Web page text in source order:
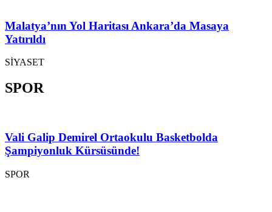
Malatya’nın Yol Haritası Ankara’da Masaya
Yatırıldı
SİYASET
SPOR
Vali Galip Demirel Ortaokulu Basketbolda
Şampiyonluk Kürsüsünde!
SPOR